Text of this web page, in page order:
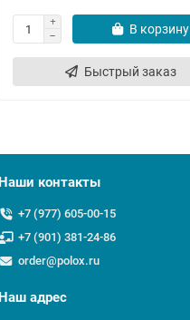
В корзину
Быстрый заказ
Наши контакты
+7 (977) 605-00-15
+7 (901) 381-24-86
order@polox.ru
Наш адрес